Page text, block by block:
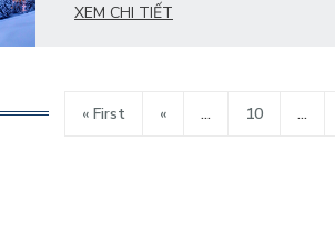
XEM CHI TIẾT
« First « ... 10 ...